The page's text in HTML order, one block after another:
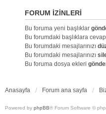
FORUM IZINLERI
Bu foruma yeni başlıklar
Bu forumdaki başlıklara cevap
Bu forumdaki mesajlarınızı
Bu forumdaki mesajlarınızı
Bu foruma dosya ekleri
Anasayfa Forum ana sayfa
Powered by phpBB® Forum Software ©